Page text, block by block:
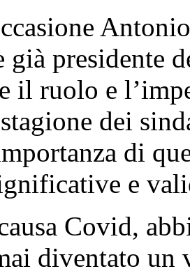
presidente
il ruolo e
dei
di
e
Covid,
diventato